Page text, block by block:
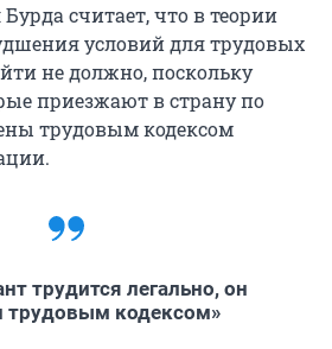
считает, что в теории
условий для трудовых
не должно, поскольку
приезжают в страну по
трудовым кодексом
трудится легально, он
кодексом»